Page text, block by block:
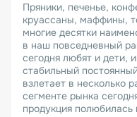
Пряники, печенье,
круассаны, маффины,
многие десятки
в наш повседневный
сегодня любят и дети,
стабильный
взлетает в несколько
сегменте рынка
продукция